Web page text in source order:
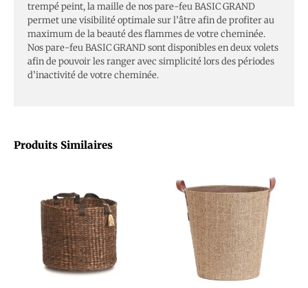
trempé peint, la maille de nos pare-feu BASIC GRAND
permet une visibilité optimale sur l’âtre afin de profiter au
maximum de la beauté des flammes de votre cheminée.
Nos pare-feu BASIC GRAND sont disponibles en deux volets
afin de pouvoir les ranger avec simplicité lors des périodes
d’inactivité de votre cheminée.
Produits Similaires